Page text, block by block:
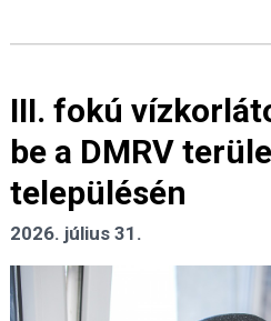
III. fokú
be a DMRV
településén
2026. július 31.